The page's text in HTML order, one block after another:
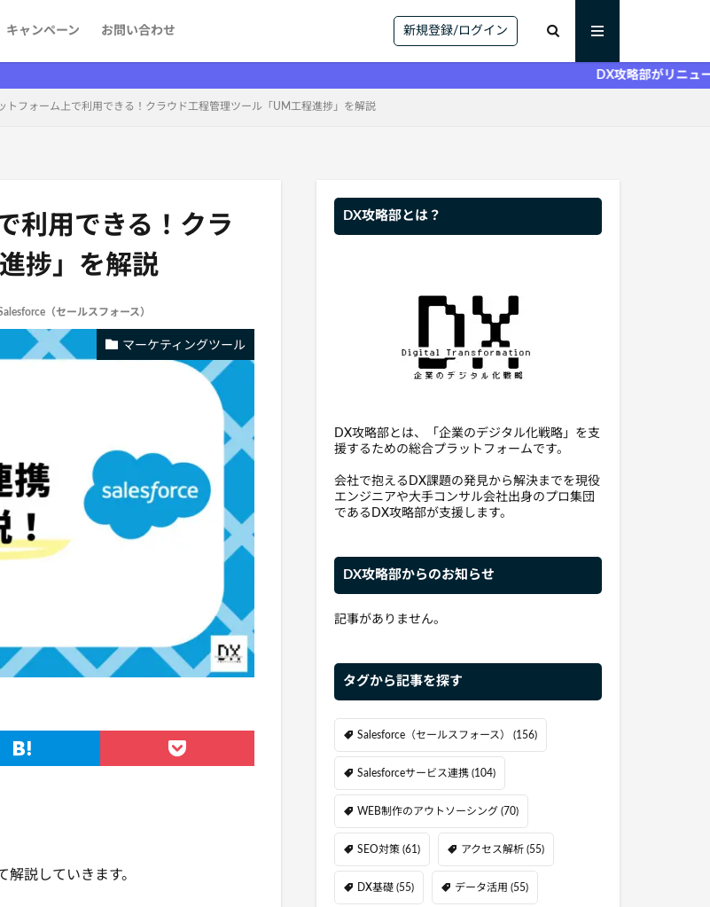
キャンペーン お問い合わせ 新規登録/ログイン
DX攻略部がリニューアルしまし
トフォーム上で利用できる！クラウド工程管理ツール「UM工程進捗」を解説
利用できる！クラ
捗」を解説
（セールスフォース）
マーケティングツール
解説していきます。
DX攻略部とは？
DX攻略部とは、「企業のデジタル化戦略」を支
援するための総合プラットフォームです。
会社で抱えるDX課題の発見から解決までを現役
エンジニアや大手コンサル会社出身のプロ集団
であるDX攻略部が支援します。
DX攻略部からのお知らせ
記事がありません。
タグから記事を探す
Salesforce（セールスフォース） (156)
Salesforceサービス連携 (104)
WEB制作のアウトソーシング (70)
SEO対策 (61) アクセス解析 (55)
DX基礎 (55) データ活用 (55)